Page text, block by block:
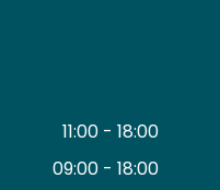
11:00 - 18:00
09:00 - 18:00